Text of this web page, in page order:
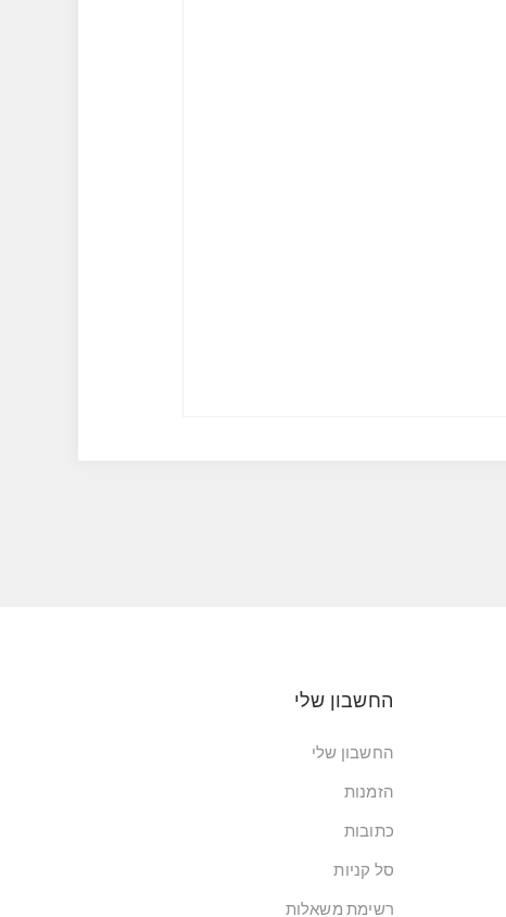
החשבון שלי
החשבון שלי
הזמנות
כתובות
סל קניות
רשימת משאלות